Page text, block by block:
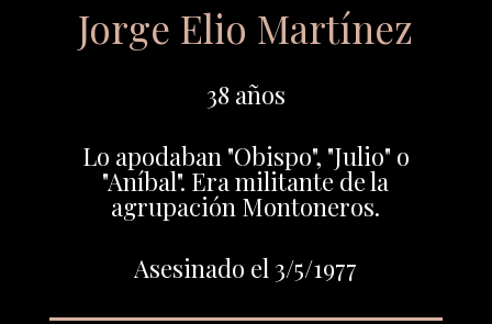
Jorge Elio Martínez
38 años
Lo apodaban "Obispo", "Julio" o
"Aníbal". Era militante de la
agrupación Montoneros.
Asesinado el 3/5/1977